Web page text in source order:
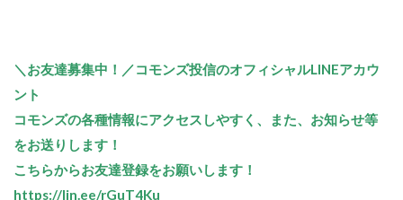
＼お友達募集中！／コモンズ投信のオフィシャルLINEアカウ
ント
コモンズの各種情報にアクセスしやすく、また、お知らせ等
をお送りします！
こちらからお友達登録をお願いします！
https://lin.ee/rGuT4Ku